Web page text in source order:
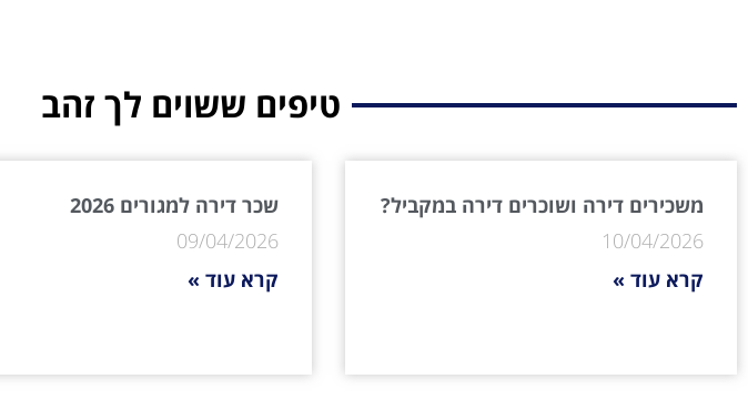
טיפים ששוים לך זהב
משכירים דירה ושוכרים דירה במקביל?
10/04/2026
קרא עוד »
שכר דירה למגורים 2026
09/04/2026
קרא עוד »